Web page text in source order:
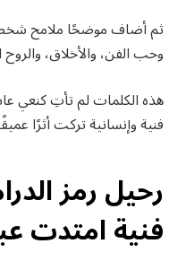
ثم أضاف موضحًا ملامح
وحب الفن، والأخلاق، والروح
هذه الكلمات لم تأتِ كنعي
فنية وإنسانية تركت أثرًا
رحيل رمز
فنية امتدت